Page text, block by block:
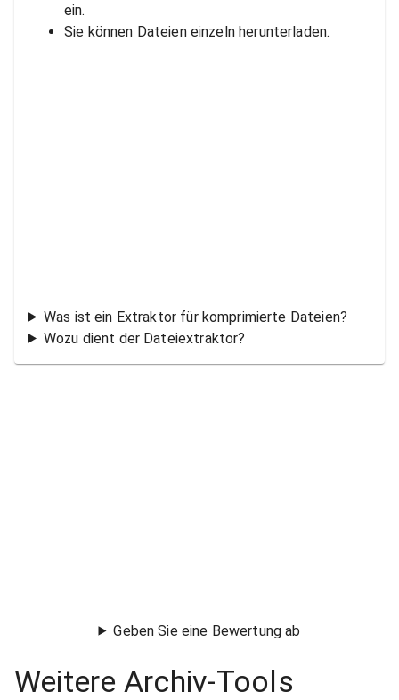
ein.
Sie können Dateien einzeln herunterladen.
Was ist ein Extraktor für komprimierte Dateien?
Wozu dient der Dateiextraktor?
Geben Sie eine Bewertung ab
Weitere Archiv-Tools